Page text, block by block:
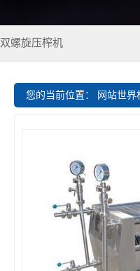
双螺旋压榨机
您的当前位置： 网站世界